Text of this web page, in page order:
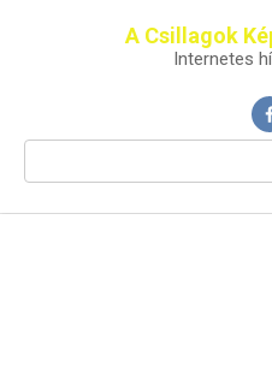
A Csillagok
Internetes
Поиск: